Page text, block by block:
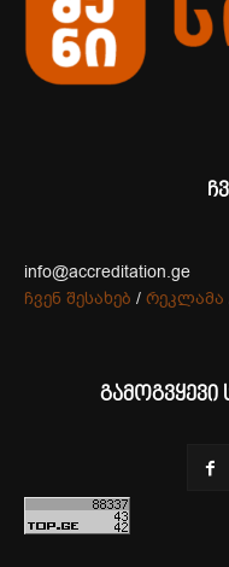
info@accreditation.ge
ჩვენ შესახებ / რეკლამა